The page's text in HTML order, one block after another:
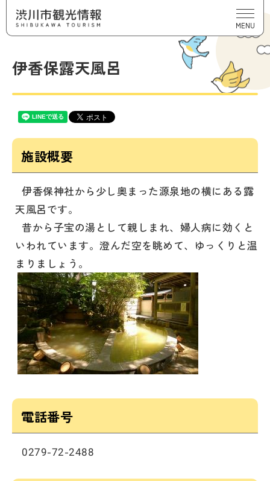
MENU
伊香保露天風呂
施設概要
伊香保神社から少し奥まった源泉地の横にある露
天風呂です。
昔から子宝の湯として親しまれ、婦人病に効くと
いわれています。澄んだ空を眺めて、ゆっくりと温
まりましょう。
電話番号
0279-72-2488